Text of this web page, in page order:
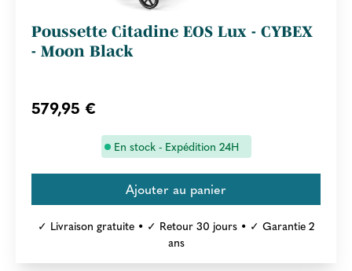
Poussette Citadine EOS Lux - CYBEX
- Moon Black
579,95 €
En stock - Expédition 24H
✓ Livraison gratuite • ✓ Retour 30 jours • ✓ Garantie 2
ans